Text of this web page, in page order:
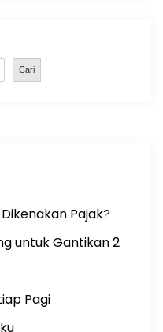
Cari
Pajak?
untuk Gantikan 2
Pagi